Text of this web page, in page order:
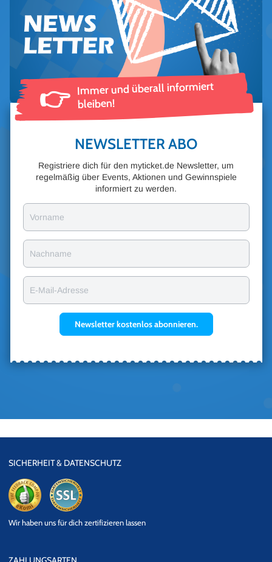
👉 Immer und überall informiert
bleiben!
NEWSLETTER ABO
Registriere dich für den myticket.de Newsletter, um
regelmäßig über Events, Aktionen und Gewinnspiele
informiert zu werden.
Vorname
Nachname
E-Mail-Adresse
Newsletter kostenlos abonnieren.
SICHERHEIT & DATENSCHUTZ
Datensicherheit
Wir haben uns für dich zertifizieren lassen